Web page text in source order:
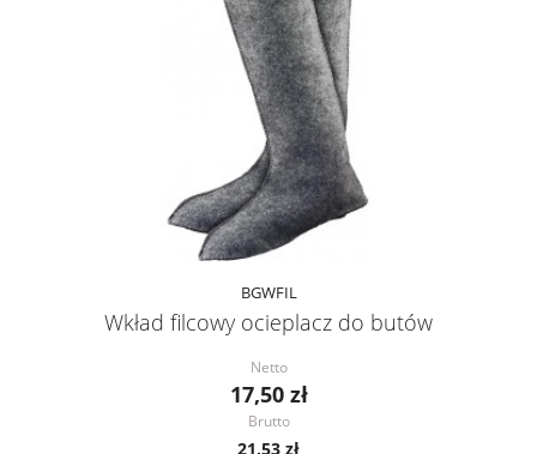
BGWFIL
Wkład filcowy ocieplacz do butów
Netto
17,50 zł
Brutto
21,53 zł